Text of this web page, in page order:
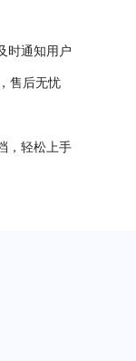
时通知用户
售后无忧
，轻松上手